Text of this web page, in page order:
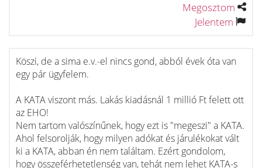
Megosztom
Jelentem
Köszi, de a sima e.v.-el nincs gond, abból évek óta van
egy pár ügyfelem.
A KATA viszont más. Lakás kiadásnál 1 millió Ft felett ott
az EHO!
Nem tartom valószínűnek, hogy ezt is "megeszi" a KATA.
Ahol felsorolják, hogy milyen adókat és járulékokat vált
ki a KATA, abban én nem találtam. Ezért gondolom,
hogy összeférhetetlenség van, tehát nem lehet KATA-s